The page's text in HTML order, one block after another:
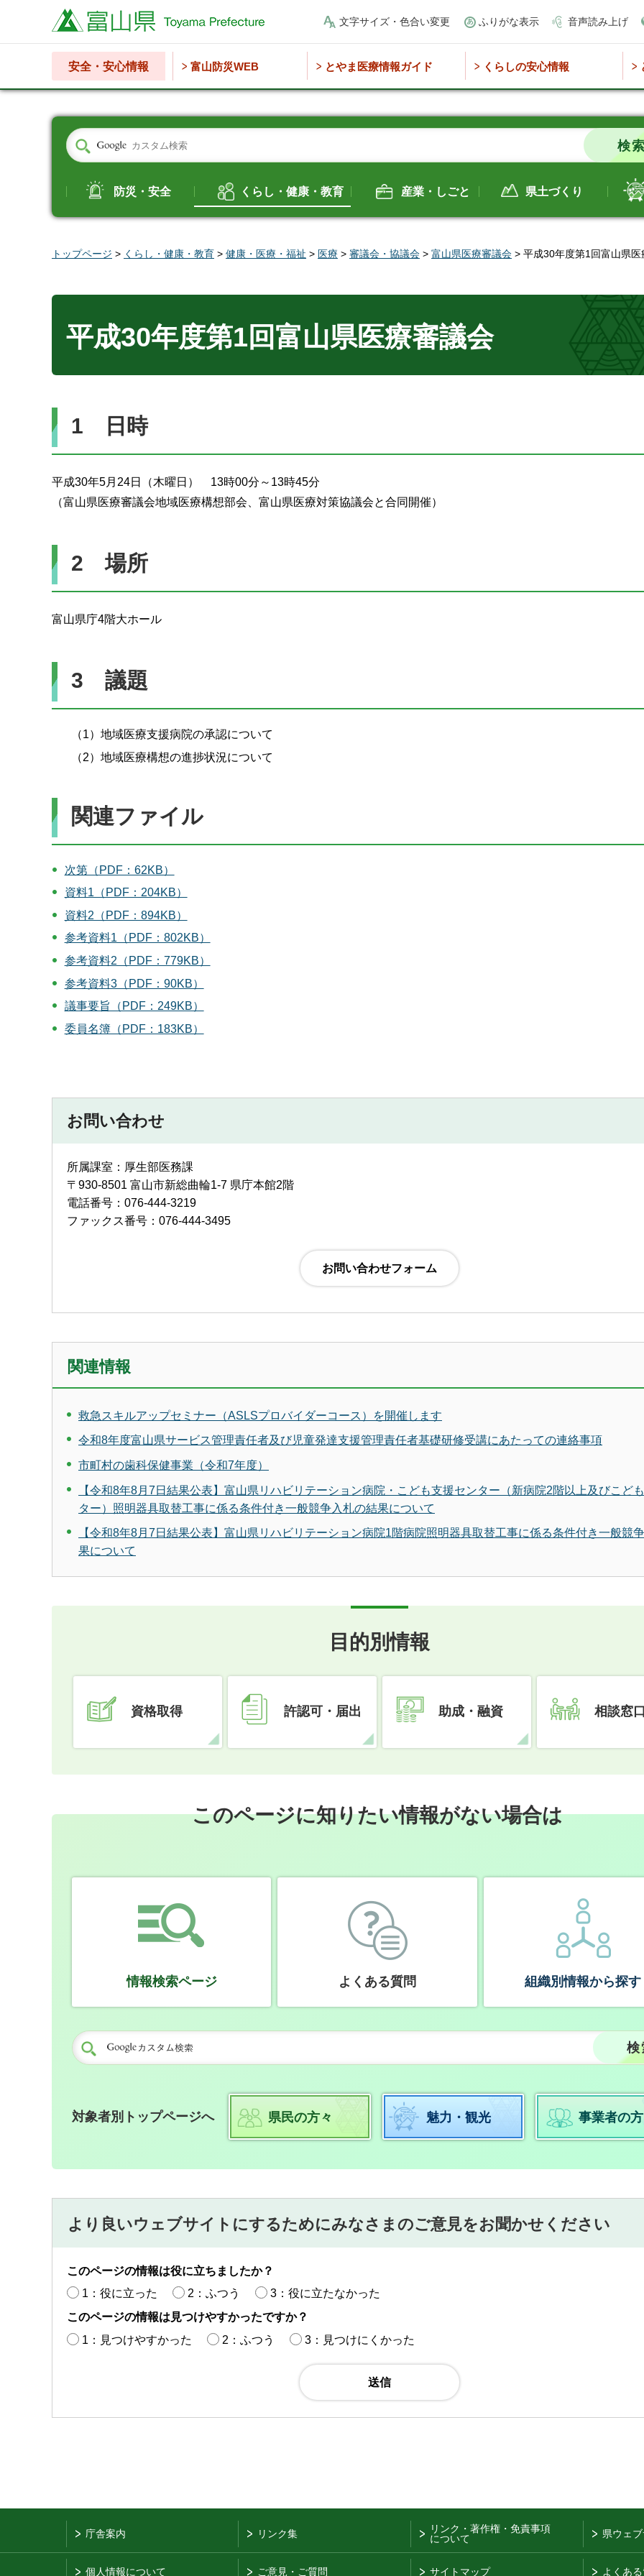
富山県 文字サイズ・色合い変更 ふりがな表示 音声読み上げ
安全・安心情報 富山防災WEB とやま医療情報ガイド くらしの安心情報
防災・安全 くらし・健康・教育 産業・しごと 県土づくり
トップページ > くらし・健康・教育 > 健康・医療・福祉 > 医療 > 審議会・協議会 > 富山県医療審議会 > 平成30年度第1回富山県医
平成30年度第1回富山県医療審議会
1 日時
平成30年5月24日（木曜日） 13時00分～13時45分
（富山県医療審議会地域医療構想部会、富山県医療対策協議会と合同開催）
2 場所
富山県庁4階大ホール
3 議題
（1）地域医療支援病院の承認について
（2）地域医療構想の進捗状況について
関連ファイル
次第（PDF：62KB）
資料1（PDF：204KB）
資料2（PDF：894KB）
参考資料1（PDF：802KB）
参考資料2（PDF：779KB）
参考資料3（PDF：90KB）
議事要旨（PDF：249KB）
委員名簿（PDF：183KB）
お問い合わせ
所属課室：厚生部医務課
〒930-8501 富山市新総曲輪1-7 県庁本館2階
電話番号：076-444-3219
ファックス番号：076-444-3495
関連情報
救急スキルアップセミナー（ASLSプロバイダーコース）を開催します
令和8年度富山県サービス管理責任者及び児童発達支援管理責任者基礎研修受講にあたっての連絡事項
市町村の歯科保健事業（令和7年度）
【令和8年8月7日結果公表】富山県リハビリテーション病院・こども支援センター（新病院2階以上及びこど
ター）照明器具取替工事に係る条件付き一般競争入札の結果について
【令和8年8月7日結果公表】富山県リハビリテーション病院1階病院照明器具取替工事に係る条件付き一般競
果について
目的別情報
資格取得 許認可・届出 助成・融資 相談窓
このページに知りたい情報がない場合は
情報検索ページ よくある質問 組織別情報から探す
対象者別トップページへ 県民の方々 魅力・観光 事業者の
より良いウェブサイトにするためにみなさまのご意見をお聞かせください
このページの情報は役に立ちましたか？
1：役に立った
2：ふつう
3：役に立たなかった
このページの情報は見つけやすかったですか？
1：見つけやすかった
2：ふつう 3：見つけにくかった
庁舎案内 リンク集
リンク・著作権・免責事項
について
県ウェ
個人情報について ご意見・ご質問 サイトマップ よくあ